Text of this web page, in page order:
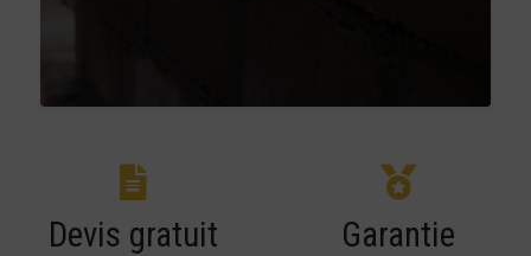
Devis gratuit
Garantie